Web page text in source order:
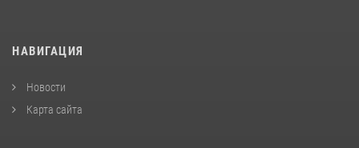
НАВИГАЦИЯ
Новости
Карта сайта